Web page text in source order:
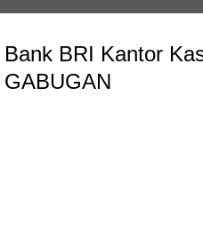
Bank BRI Kantor
GABUGAN